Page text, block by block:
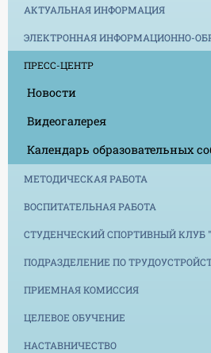
АКТУАЛЬНАЯ ИНФОРМАЦИЯ
ЭЛЕКТРОННАЯ ИНФОРМАЦИОННО-
ПРЕСС-ЦЕНТР
Новости
Видеогалерея
Календарь образовательных
МЕТОДИЧЕСКАЯ РАБОТА
ВОСПИТАТЕЛЬНАЯ РАБОТА
СТУДЕНЧЕСКИЙ СПОРТИВНЫЙ
ПОДРАЗДЕЛЕНИЕ ПО
ПРИЕМНАЯ КОМИССИЯ
ЦЕЛЕВОЕ ОБУЧЕНИЕ
НАСТАВНИЧЕСТВО